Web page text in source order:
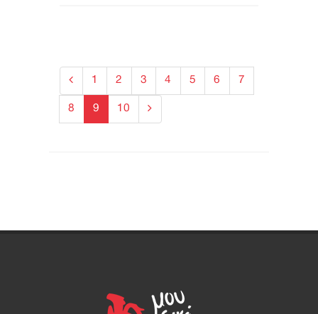
1 2 3 4 5 6 7
8 9 10